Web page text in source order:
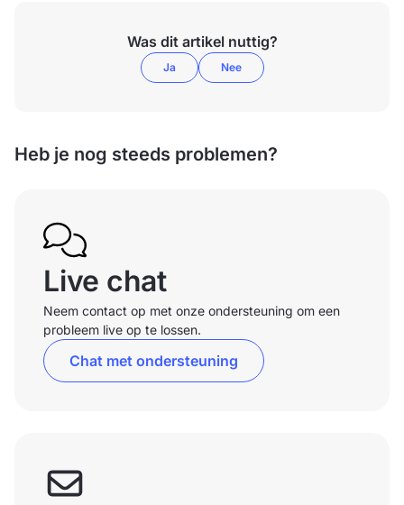
Was dit artikel nuttig?
Ja Nee
Heb je nog steeds problemen?
Live chat
Neem contact op met onze ondersteuning om een
probleem live op te lossen.
Chat met ondersteuning